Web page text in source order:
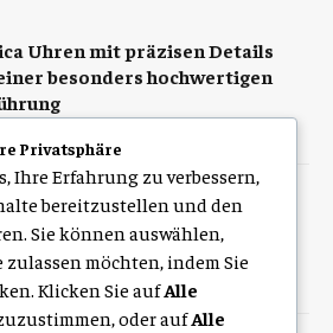
Uhren mit präzisen Details
besonders hochwertigen
Wien Empfehlung: Den
Coach für persönliche
finden
9, 2026
Privatsphäre
Ihre Erfahrung zu verbessern,
bereitzustellen und den
Sie können auswählen,
zulassen möchten, indem Sie
Klicken Sie aufAlle
oder aufAlle